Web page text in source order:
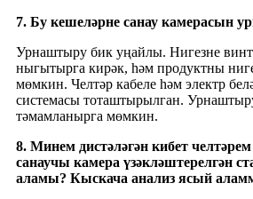
7. Бу кешеләрне санау камерасын
Урнаштыру бик уңайлы. Нигезне
ныгытырга кирәк, һәм продуктны
мөмкин. Челтәр кабеле һәм электр
системасы тоташтырылган.
тәмамланырга мөмкин.
8. Минем дистәләгән кибет
санаучы камера үзәкләштерелгән
аламы? Кыскача анализ ясый